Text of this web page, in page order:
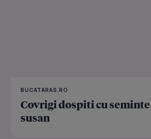
BUCATARAS.RO
Covrigi dospiti cu seminte
susan